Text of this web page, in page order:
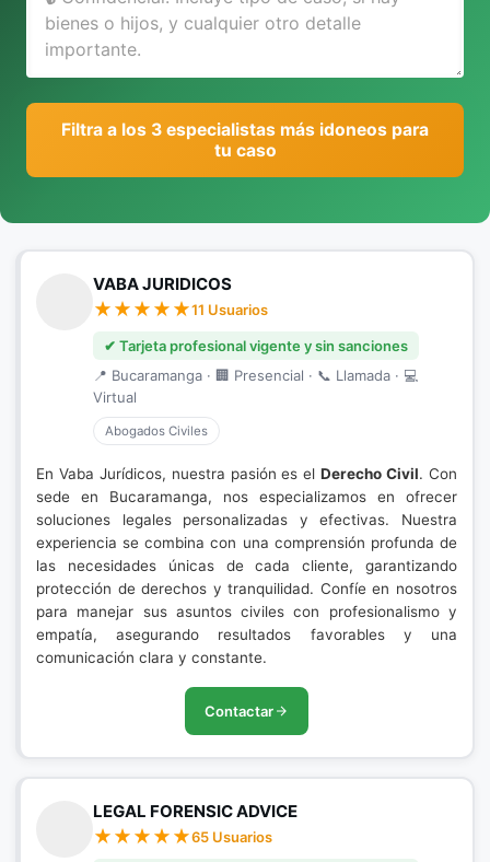
Filtra a los 3 especialistas más idoneos para
tu caso
VABA JURIDICOS
11 Usuarios
✔ Tarjeta profesional vigente y sin sanciones
📍 Bucaramanga · 🏢 Presencial · 📞 Llamada · 💻
Virtual
Abogados Civiles
En Vaba Jurídicos, nuestra pasión es elDerecho Civil. Con
sede en Bucaramanga, nos especializamos en ofrecer
soluciones legales personalizadas y efectivas. Nuestra
experiencia se combina con una comprensión profunda de
las necesidades únicas de cada cliente, garantizando
protección de derechos y tranquilidad. Confíe en nosotros
para manejar sus asuntos civiles con profesionalismo y
empatía, asegurando resultados favorables y una
comunicación clara y constante.
Contactar
LEGAL FORENSIC ADVICE
65 Usuarios